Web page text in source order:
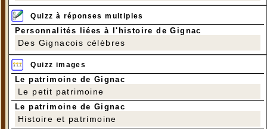
Quizz à réponses multiples
Personnalités liées à l'histoire de Gignac
Des Gignacois célèbres
Quizz images
Le patrimoine de Gignac
Le petit patrimoine
Le patrimoine de Gignac
Histoire et patrimoine